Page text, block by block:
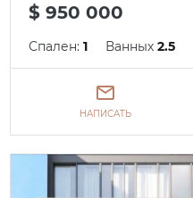
$ 950 000
Спален:1 Ванных2.5
НАПИСАТЬ